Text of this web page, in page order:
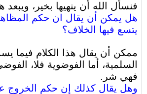
فنسأل الله أن ينهيها بخير، ويبعد
هل يمكن أن يقال ان حكم
يتسع فيها الخلاف؟
ممكن أن يقال هذا الكلام فيما
السلمية، أما الفوضوية فلا،
فهي شر.
وهل يقال كذلك إن حكم الخروج